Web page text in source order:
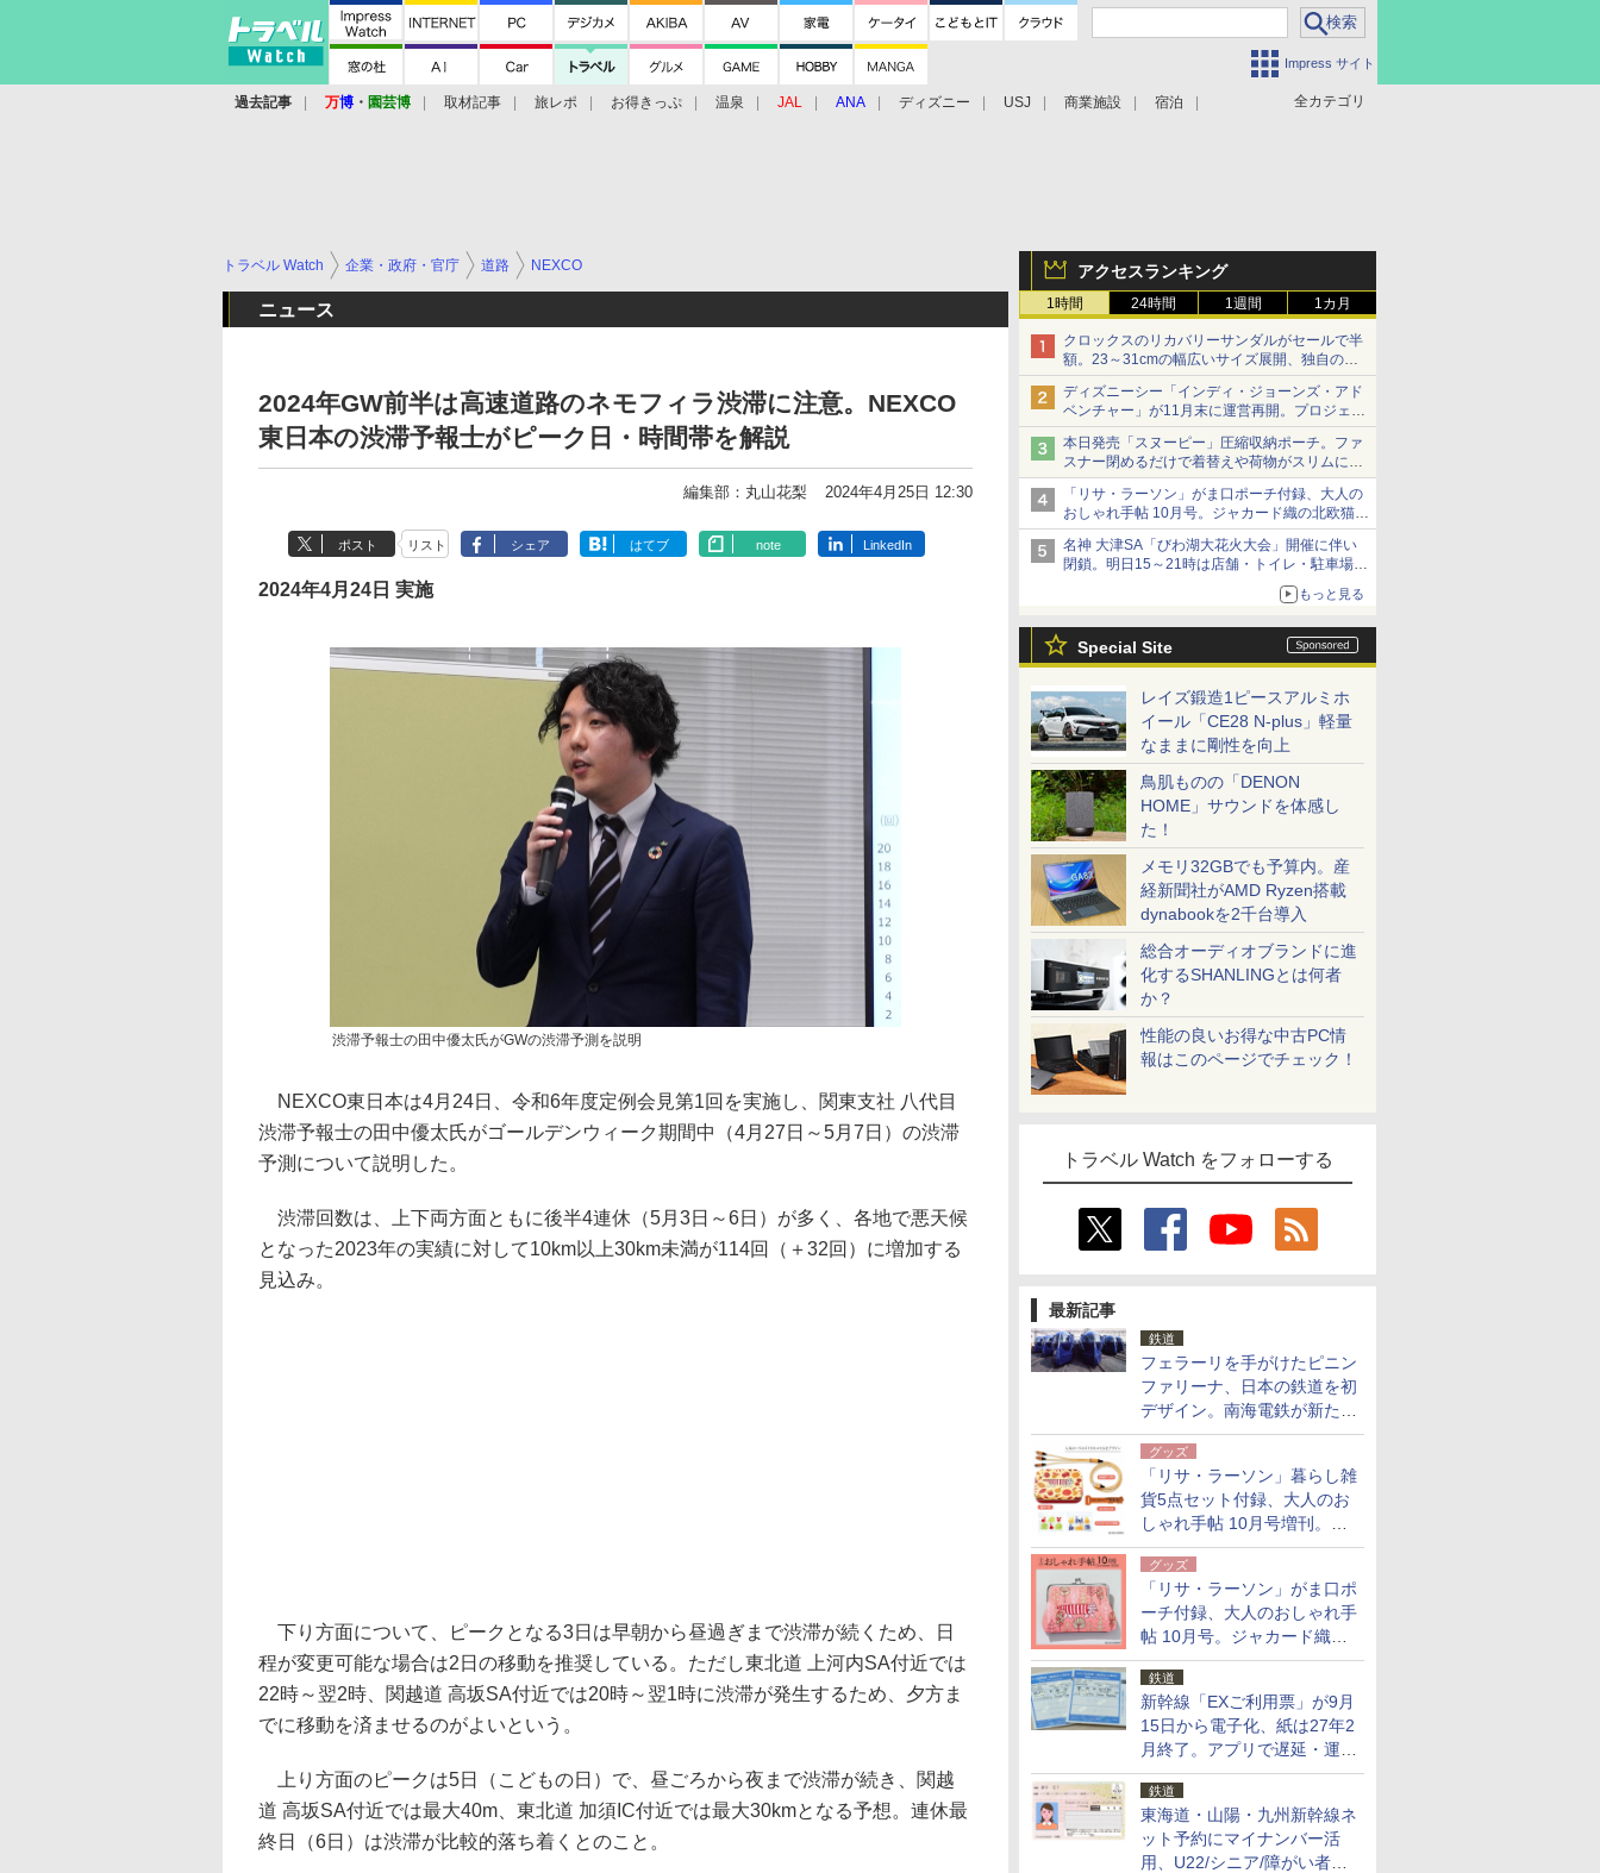
Impress サイト
全カテゴリ
過去記事 万博 ・ 園芸博 取材記事 旅レポ お得きっぷ 温泉 JAL ANA ディズニー USJ 商業施設 宿泊
アクセスランキング
1時間 24時間 1週間 1カ月
クロックスのリカバリーサンダルがセールで半
額。23～31cmの幅広いサイズ展開、独自のク
ッション素材を採用
ディズニーシー「インディ・ジョーンズ・アド
ベンチャー」が11月末に運営再開。プロジェク
ションマッピングを追加、DPAは1500円
本日発売「スヌーピー」圧縮収納ポーチ。ファ
スナー閉めるだけで着替えや荷物がスリムにま
とまる
「リサ・ラーソン」がま口ポーチ付録、大人の
おしゃれ手帖 10月号。ジャカード織の北欧猫デ
ザイン
名神 大津SA「びわ湖大花火大会」開催に伴い
閉鎖。明日15～21時は店舗・トイレ・駐車場の
もっと見る
Special Site
レイズ鍛造1ピースアルミホ
イール「CE28 N-plus」軽量
なままに剛性を向上
鳥肌ものの「DENON
HOME」サウンドを体感し
た！
メモリ32GBでも予算内。産
経新聞社がAMD Ryzen搭載
dynabookを2千台導入
総合オーディオブランドに進
化するSHANLINGとは何者
か？
性能の良いお得な中古PC情
報はこのページでチェック！
トラベル Watch をフォローする
最新記事
鉄道
フェラーリを手がけたピニン
ファリーナ、日本の鉄道を初
デザイン。南海電鉄が新たな
「空港特急」をなにわ筋線へ
導入
グッズ
「リサ・ラーソン」暮らし雑
貨5点セット付録、大人のお
しゃれ手帖 10月号増刊。
USBケーブルや缶ケースなど
グッズ
「リサ・ラーソン」がま口ポ
ーチ付録、大人のおしゃれ手
帖 10月号。ジャカード織の
北欧猫デザイン
鉄道
新幹線「EXご利用票」が9月
15日から電子化、紙は27年2
月終了。アプリで遅延・運休
も確認可能に
鉄道
東海道・山陽・九州新幹線ネ
ット予約にマイナンバー活
用、U22/シニア/障がい者割
トラベル Watch 企業・政府・官庁 道路 NEXCO
ニュース
2024年GW前半は高速道路のネモフィラ渋滞に注意。NEXCO
東日本の渋滞予報士がピーク日・時間帯を解説
編集部：丸山花梨 2024年4月25日 12:30
ポスト リスト シェア はてブ note LinkedIn
2024年4月24日 実施
渋滞予報士の田中優太氏がGWの渋滞予測を説明
NEXCO東日本は4月24日、令和6年度定例会見第1回を実施し、関東支社 八代目
渋滞予報士の田中優太氏がゴールデンウィーク期間中（4月27日～5月7日）の渋滞
予測について説明した。
渋滞回数は、上下両方面ともに後半4連休（5月3日～6日）が多く、各地で悪天候
となった2023年の実績に対して10km以上30km未満が114回（＋32回）に増加する
見込み。
下り方面について、ピークとなる3日は早朝から昼過ぎまで渋滞が続くため、日
程が変更可能な場合は2日の移動を推奨している。ただし東北道 上河内SA付近では
22時～翌2時、関越道 高坂SA付近では20時～翌1時に渋滞が発生するため、夕方ま
でに移動を済ませるのがよいという。
上り方面のピークは5日（こどもの日）で、昼ごろから夜まで渋滞が続き、関越
道 高坂SA付近では最大40m、東北道 加須IC付近では最大30kmとなる予想。連休最
終日（6日）は渋滞が比較的落ち着くとのこと。